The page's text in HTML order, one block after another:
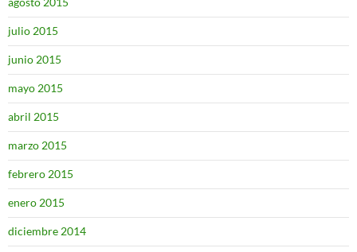
julio 2015
junio 2015
mayo 2015
abril 2015
marzo 2015
febrero 2015
enero 2015
diciembre 2014